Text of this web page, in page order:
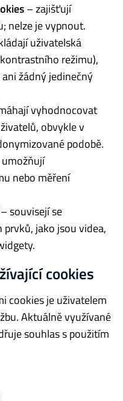
– zajišťují
nelze je vypnout.
uživatelská
režimu),
žádný jedinečný
vyhodnocovat
obvykle v
podobě.
nebo měření
souvisejí se
jako jsou videa,
cookies
cookies je uživatelem
Aktuálně využívané
souhlas s použitím